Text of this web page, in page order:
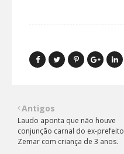
Antigos
Laudo aponta que não houve
conjunção carnal do ex-prefeito
Zemar com criança de 3 anos.